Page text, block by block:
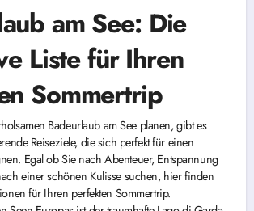
am See: Die
Liste für Ihren
Sommertrip
Badeurlaub am See planen, gibt es
Reiseziele, die sich perfekt für einen
Egal ob Sie nach Abenteuer, Entspannung
einer schönen Kulisse suchen, hier finden
für Ihren perfekten Sommertrip.